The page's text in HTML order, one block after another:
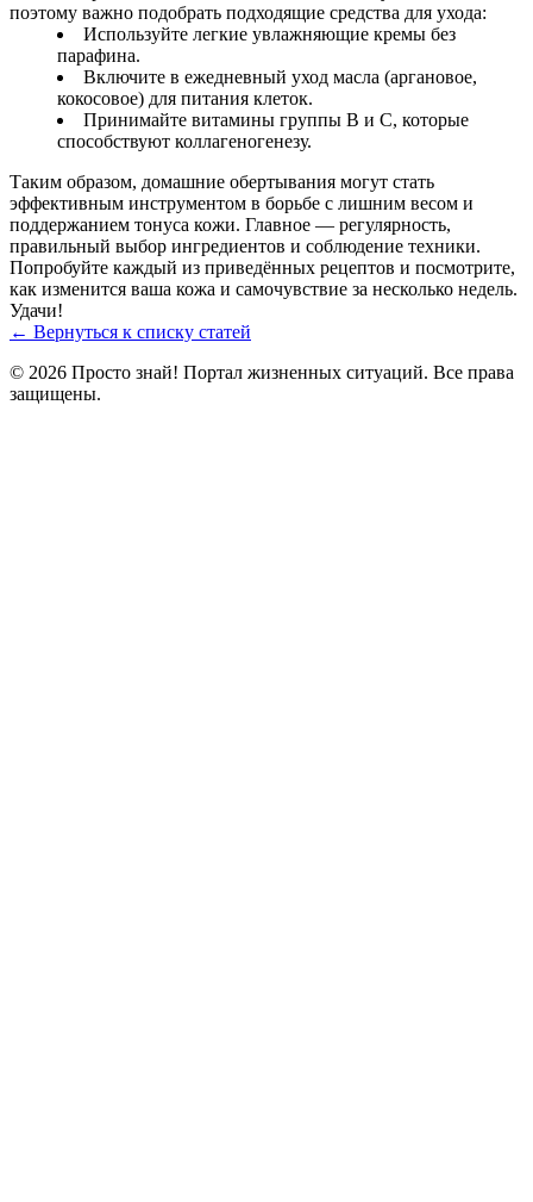
поэтому важно подобрать подходящие средства для ухода:
Используйте легкие увлажняющие кремы без
парафина.
Включите в ежедневный уход масла (аргановое,
кокосовое) для питания клеток.
Принимайте витамины группы B и C, которые
способствуют коллагеногенезу.
Таким образом, домашние обертывания могут стать
эффективным инструментом в борьбе с лишним весом и
поддержанием тонуса кожи. Главное — регулярность,
правильный выбор ингредиентов и соблюдение техники.
Попробуйте каждый из приведённых рецептов и посмотрите,
как изменится ваша кожа и самочувствие за несколько недель.
Удачи!
← Вернуться к списку статей
© 2026 Просто знай! Портал жизненных ситуаций. Все права
защищены.